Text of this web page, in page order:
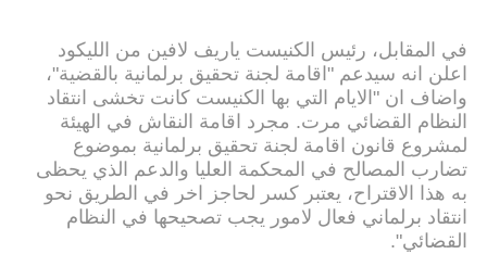
في المقابل، رئيس الكنيست ياريف لافين من الليكود
اعلن انه سيدعم "اقامة لجنة تحقيق برلمانية بالقضية"،
واضاف ان "الايام التي بها الكنيست كانت تخشى انتقاد
النظام القضائي مرت. مجرد اقامة النقاش في الهيئة
لمشروع قانون اقامة لجنة تحقيق برلمانية بموضوع
تضارب المصالح في المحكمة العليا والدعم الذي يحظى
به هذا الاقتراح، يعتبر كسر لحاجز اخر في الطريق نحو
انتقاد برلماني فعال لامور يجب تصحيحها في النظام
القضائي".